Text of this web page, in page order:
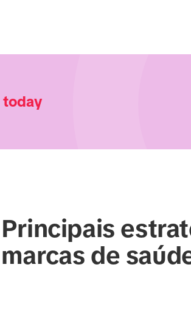
today
Principais
marcas de